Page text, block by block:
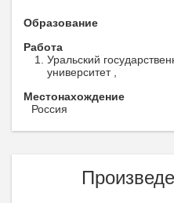
Образование
Работа
Уральский
университет ,
Местонахождение
Россия